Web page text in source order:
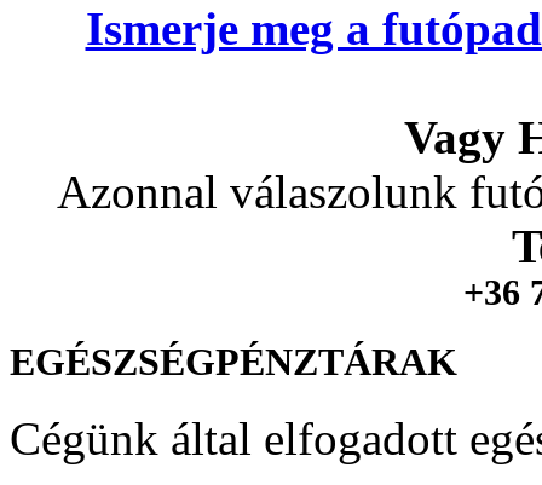
Ismerje meg a
Vagy
Azonnal válaszolunk
+36
EGÉSZSÉGPÉNZTÁRAK
Cégünk által elfogadott